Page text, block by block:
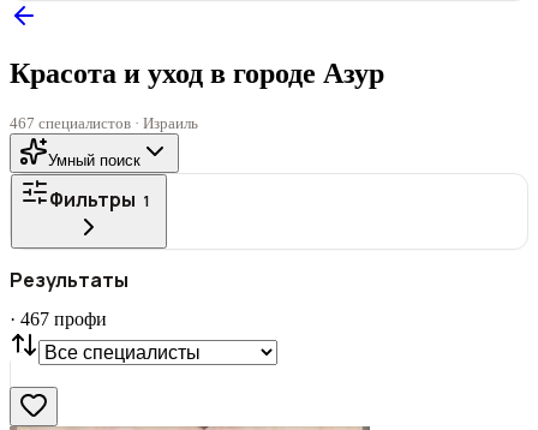
Красота и уход в городе Азур
467 специалистов · Израиль
Умный поиск
Фильтры 1
Все
СТАТУС
VIP С фото
Нашли
Сбросить
Результаты
· 467 профи